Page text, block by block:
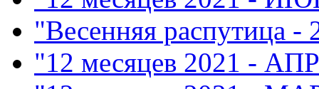
"Весенняя распутица -
"12 месяцев 2021 -